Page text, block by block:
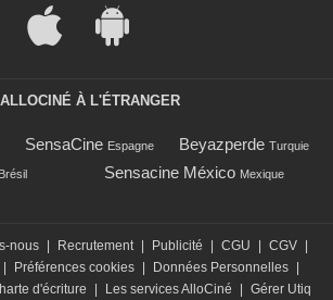
ALLOCINÉ À L'ÉTRANGER
SensaCine Espagne Beyazperde Turquie
Brésil Sensacine México Mexique
nous Recrutement Publicité CGU CGV
Préférences cookies Données Personnelles
d'écriture Les services AlloCiné Gérer Utiq